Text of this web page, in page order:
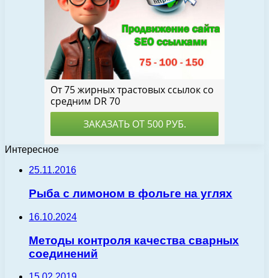
Интересное
25.11.2016
Рыба с лимоном в фольге на углях
16.10.2024
Методы контроля качества сварных
соединений